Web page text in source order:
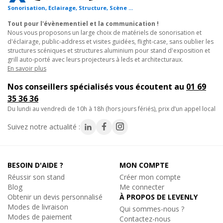
3. Studios d'enregistrement et plateaux de tournage : parfait
audiovisuel.
4. Ecoles et associations : une solution esthétique et ignifugée
pourles spectacles,représentations et événements culturels.
théâtre, ou encore desrideaux de scène haut de gamme, ce
modèle est une solution pratique et esthétique. Disponible en
vente, il s'intègre facilement dans des installations scéniques
professionnelles, des rideaux et pendrillons prêts à poser aux
rideaux de salle de spectacle.
pendrillonset d'autres rideaux de théâtre à vendre adaptés à
vos projets.
Optez pour un rideau de scène plissé, ignifuge et prêt à poser
pour une mise en scène élégante et sécurisée !
74€
En stock, livré sous 24/48h
Réf. 18319
Ajouter au panier
-29%
TELESCOPIC DRAPE SUPPORT B120/180, Support
Barre Télescopique réglable de 1m20 à 1m80
En stock, livré sous 24/48h
Ajouter au panier
Sonorisation, Eclairage, Structure, Scène ...
Tout pour l'évènementiel et la communication !
Nous vous proposons un large choix de matériels de sonorisation et
d'éclairage, public-address et visites guidées, flight-case, sans oublier les
structures scéniques et structures aluminium pour stand d'exposition et
grill auto-porté avec leurs projecteurs à leds et architecturaux.
En savoir plus
Nos conseillers spécialisés vous écoutent au 01 69
35 36 36
du lundi au vendredi de 10h à 18h (hors jours fériés), prix d’un appel local
Suivez notre actualité :
BESOIN D'AIDE ?
Réussir son stand
Blog
Obtenir un devis personnalisé
Modes de livraison
Modes de paiement
MON COMPTE
Créer mon compte
Me connecter
À PROPOS DE LEVENLY
Qui sommes-nous ?
Contactez-nous